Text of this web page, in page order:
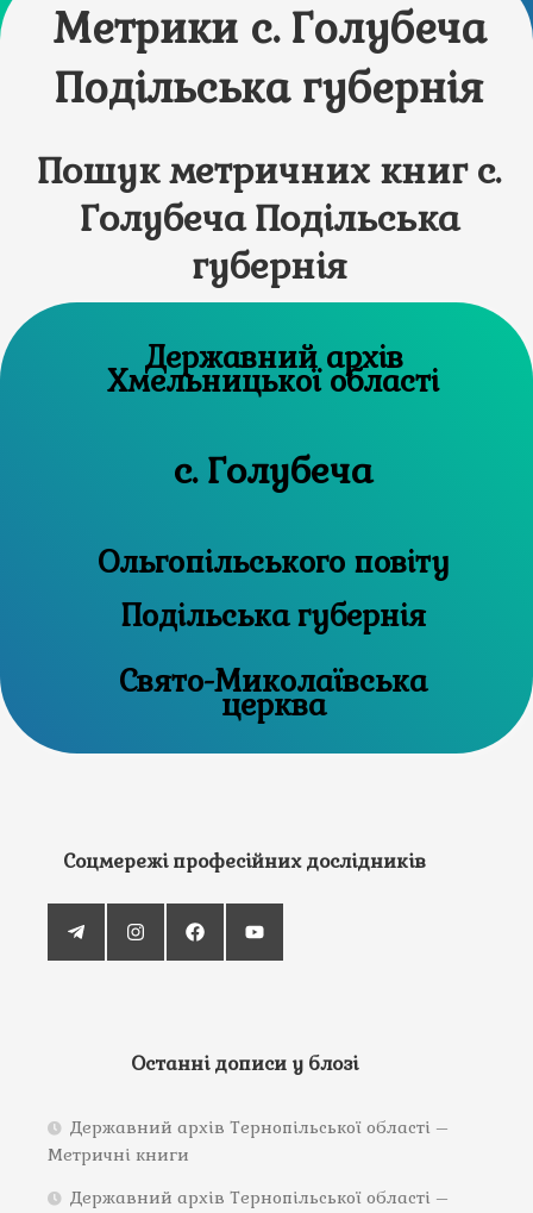
Метрики с. Голубеча
Подільська губернія
Пошук метричних книг с.
Голубеча Подільська
губернія
Державний архів
Хмельницької області
с. Голубеча
Ольгопільського повіту
Подільська губернія
Свято-Миколаївська
церква
Соцмережі професійних дослідників
Останні дописи у блозі
Державний архів Тернопільської області –
Метричні книги
Державний архів Тернопільської області –